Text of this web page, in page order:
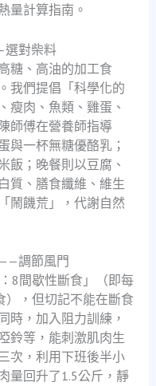
量計算指南。
選對柴料
糖、高油的加工食
我們提倡「科學化的
瘦肉、魚類、雞蛋、
師傅在營養師指導
與一杯無糖優酪乳；
飯；晚餐則以豆腐、
質、膳食纖維、維生
鬧饑荒」，代謝自然
調節風門
8間歇性斷食」（即每
），但切記不能在斷食
時，加入阻力訓練，
鈴等，能刺激肌肉生
次，利用下班後半小
量回升了1.5公斤，靜